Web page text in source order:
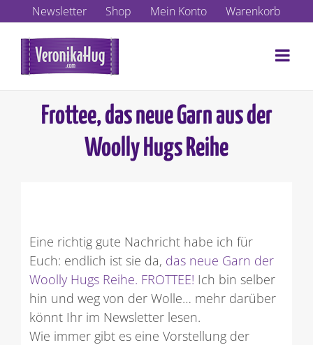
Inhalt
springen
Newsletter Shop Mein Konto Warenkorb
Frottee, das neue Garn aus der
Woolly Hugs Reihe
Eine richtig gute Nachricht habe ich für
Euch: endlich ist sie da, das neue Garn der
Woolly Hugs Reihe. FROTTEE! Ich bin selber
hin und weg von der Wolle… mehr darüber
könnt Ihr im Newsletter lesen.
Wie immer gibt es eine Vorstellung der